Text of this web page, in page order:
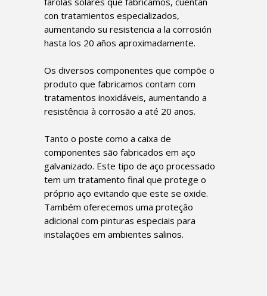
con tratamientos especializados,
aumentando su resistencia a la corrosión
hasta los 20 años aproximadamente.
Os diversos componentes que compõe o
produto que fabricamos contam com
tratamentos inoxidáveis, aumentando a
resistência à corrosão a até 20 anos.
Tanto o poste como a caixa de
componentes são fabricados em aço
galvanizado. Este tipo de aço processado
tem um tratamento final que protege o
próprio aço evitando que este se oxide.
Também oferecemos uma proteção
adicional com pinturas especiais para
instalações em ambientes salinos.